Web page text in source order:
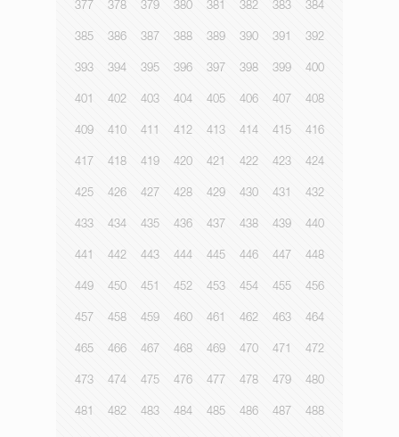
377 378 379 380 381 382 383 384
385 386 387 388 389 390 391 392
393 394 395 396 397 398 399 400
401 402 403 404 405 406 407 408
409 410 411 412 413 414 415 416
417 418 419 420 421 422 423 424
425 426 427 428 429 430 431 432
433 434 435 436 437 438 439 440
441 442 443 444 445 446 447 448
449 450 451 452 453 454 455 456
457 458 459 460 461 462 463 464
465 466 467 468 469 470 471 472
473 474 475 476 477 478 479 480
481 482 483 484 485 486 487 488